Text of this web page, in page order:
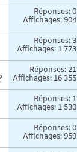
Réponses:0
Affichages: 904
Réponses: 3
Affichages: 1 773
Réponses: 21
Affichages: 16 355
Réponses: 1
Affichages: 1 530
Réponses:0
Affichages: 959